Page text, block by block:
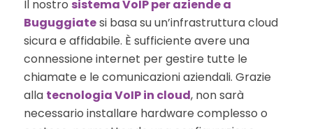
Il nostro sistema VoIP per aziende a
Buguggiatesi basa su un’infrastruttura cloud
sicura e affidabile. È sufficiente avere una
connessione internet per gestire tutte le
chiamate e le comunicazioni aziendali. Grazie
alla tecnologia VoIP in cloud, non sarà
necessario installare hardware complesso o